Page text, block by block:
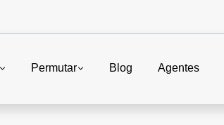
Permutar Blog Agentes